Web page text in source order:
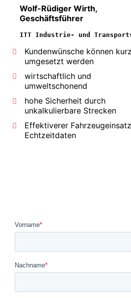
Wolf-Rüdiger Wirth,
Geschäftsführer
ITT Industrie- und
Kundenwünsche können
umgesetzt werden
wirtschaftlich und
umweltschonend
hohe Sicherheit durch
unkalkulierbare Strecken
Effektiverer
Echtzeitdaten